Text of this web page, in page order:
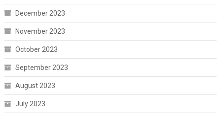
December 2023
November 2023
October 2023
September 2023
August 2023
July 2023